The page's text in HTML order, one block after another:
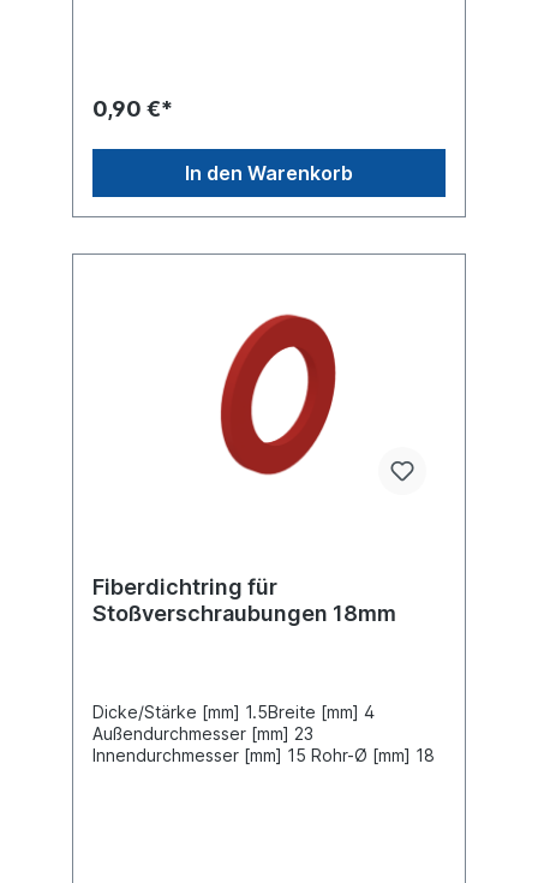
0,90 €*
In den Warenkorb
Fiberdichtring für
Stoßverschraubungen 18mm
Dicke/Stärke [mm] 1.5Breite [mm] 4
Außendurchmesser [mm] 23
Innendurchmesser [mm] 15 Rohr-Ø [mm] 18